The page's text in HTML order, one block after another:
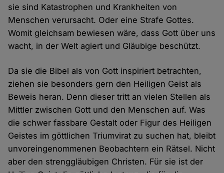
sie sind Katastrophen und Krankheiten von
Menschen verursacht. Oder eine Strafe Gottes.
Womit gleichsam bewiesen wäre, dass Gott über uns
wacht, in der Welt agiert und Gläubige beschützt.
Da sie die Bibel als von Gott inspiriert betrachten,
ziehen sie besonders gern den Heiligen Geist als
Beweis heran. Denn dieser tritt an vielen Stellen als
Mittler zwischen Gott und den Menschen auf. Was
die schwer fassbare Gestalt oder Figur des Heiligen
Geistes im göttlichen Triumvirat zu suchen hat, bleibt
unvoreingenommenen Beobachtern ein Rätsel. Nicht
aber den strenggläubigen Christen. Für sie ist der